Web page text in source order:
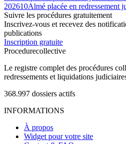
202610Almé placée en redressement
Suivre les procédures gratuitement
Inscrivez-vous et recevez des
publications
Inscription gratuite
Procedurecollective
Le registre complet des procédures
redressements et liquidations
368.997 dossiers actifs
INFORMATIONS
À propos
Widget pour votre site